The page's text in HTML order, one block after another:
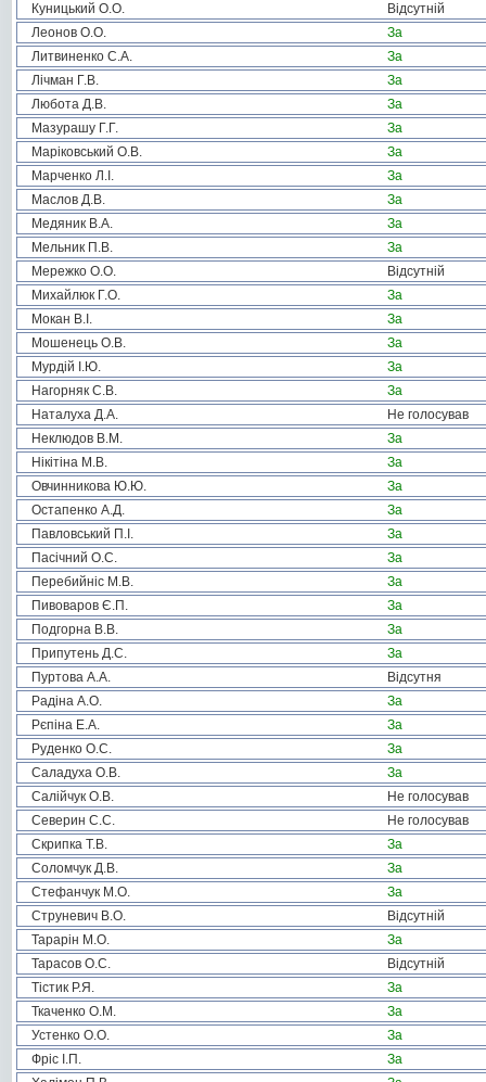
Куницький О.О.
Відсутній
Леонов О.О.
За
Литвиненко С.А.
За
Лічман Г.В.
За
Любота Д.В.
За
Мазурашу Г.Г.
За
Маріковський О.В.
За
Марченко Л.І.
За
Маслов Д.В.
За
Медяник В.А.
За
Мельник П.В.
За
Мережко О.О.
Відсутній
Михайлюк Г.О.
За
Мокан В.І.
За
Мошенець О.В.
За
Мурдій І.Ю.
За
Нагорняк С.В.
За
Наталуха Д.А.
Не голосував
Неклюдов В.М.
За
Нікітіна М.В.
За
Овчинникова Ю.Ю.
За
Остапенко А.Д.
За
Павловський П.І.
За
Пасічний О.С.
За
Перебийніс М.В.
За
Пивоваров Є.П.
За
Подгорна В.В.
За
Припутень Д.С.
За
Пуртова А.А.
Відсутня
Радіна А.О.
За
Рєпіна Е.А.
За
Руденко О.С.
За
Саладуха О.В.
За
Салійчук О.В.
Не голосував
Северин С.С.
Не голосував
Скрипка Т.В.
За
Соломчук Д.В.
За
Стефанчук М.О.
За
Струневич В.О.
Відсутній
Тарарін М.О.
За
Тарасов О.С.
Відсутній
Тістик Р.Я.
За
Ткаченко О.М.
За
Устенко О.О.
За
Фріс І.П.
За